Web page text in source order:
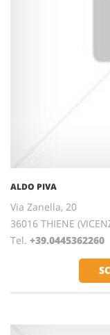
ALDO PIVA
Via Zanella, 20
36016 THIENE
Tel. +39.0445362260